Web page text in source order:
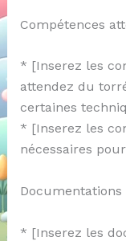
Compétences
* [Inserez les
attendez du
certaines
* [Inserez les
nécessaires
* [Inserez les